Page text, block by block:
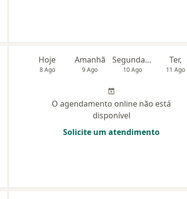
Hoje
8 Ago
Amanhã
9 Ago
Segunda-feira
10 Ago
Ter,
11 Ago
O agendamento online não está
disponível
Solicite um atendimento